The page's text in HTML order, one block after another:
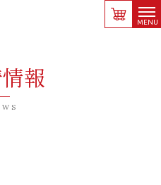
豚最中・うに・からし明太子の製
報
製造販売/美味しいな北九州